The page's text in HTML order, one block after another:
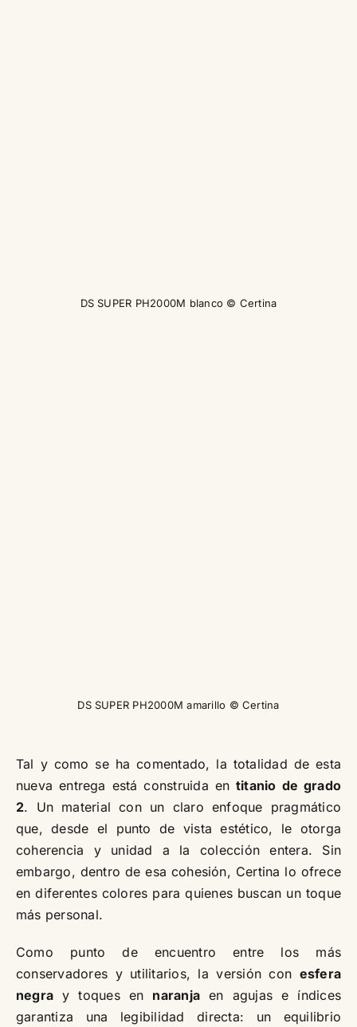
DS SUPER PH2000M blanco © Certina
DS SUPER PH2000M amarillo © Certina
Tal y como se ha comentado, la totalidad de esta
nueva entrega está construida en titanio de grado
2. Un material con un claro enfoque pragmático
que, desde el punto de vista estético, le otorga
coherencia y unidad a la colección entera. Sin
embargo, dentro de esa cohesión, Certina lo ofrece
en diferentes colores para quienes buscan un toque
más personal.
Como punto de encuentro entre los más
conservadores y utilitarios, la versión con esfera
negra y toques en naranja en agujas e índices
garantiza una legibilidad directa: un equilibrio